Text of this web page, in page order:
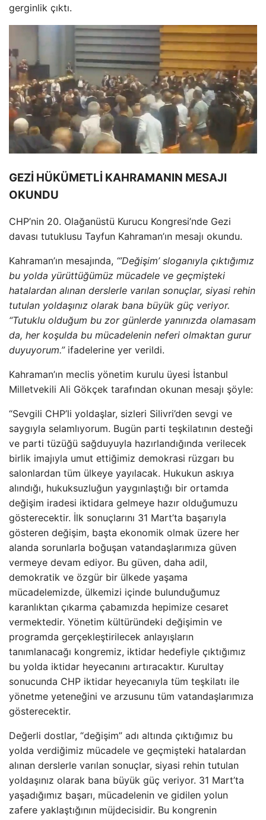
gerginlik çıktı.
GEZİ HÜKÜMETLİ KAHRAMANIN MESAJI
OKUNDU
CHP’nin 20. Olağanüstü Kurucu Kongresi’nde Gezi
davası tutuklusu Tayfun Kahraman’ın mesajı okundu.
Kahraman’ın mesajında, “’Değişim’ sloganıyla çıktığımız
bu yolda yürüttüğümüz mücadele ve geçmişteki
hatalardan alınan derslerle varılan sonuçlar, siyasi rehin
tutulan yoldaşınız olarak bana büyük güç veriyor.
“Tutuklu olduğum bu zor günlerde yanınızda olamasam
da, her koşulda bu mücadelenin neferi olmaktan gurur
duyuyorum.”ifadelerine yer verildi.
Kahraman’ın meclis yönetim kurulu üyesi İstanbul
Milletvekili Ali Gökçek tarafından okunan mesajı şöyle:
“Sevgili CHP’li yoldaşlar, sizleri Silivri’den sevgi ve
saygıyla selamlıyorum. Bugün parti teşkilatının desteği
ve parti tüzüğü sağduyuyla hazırlandığında verilecek
birlik imajıyla umut ettiğimiz demokrasi rüzgarı bu
salonlardan tüm ülkeye yayılacak. Hukukun askıya
alındığı, hukuksuzluğun yaygınlaştığı bir ortamda
değişim iradesi iktidara gelmeye hazır olduğumuzu
gösterecektir. İlk sonuçlarını 31 Mart’ta başarıyla
gösteren değişim, başta ekonomik olmak üzere her
alanda sorunlarla boğuşan vatandaşlarımıza güven
vermeye devam ediyor. Bu güven, daha adil,
demokratik ve özgür bir ülkede yaşama
mücadelemizde, ülkemizi içinde bulunduğumuz
karanlıktan çıkarma çabamızda hepimize cesaret
vermektedir. Yönetim kültüründeki değişimin ve
programda gerçekleştirilecek anlayışların
tanımlanacağı kongremiz, iktidar hedefiyle çıktığımız
bu yolda iktidar heyecanını artıracaktır. Kurultay
sonucunda CHP iktidar heyecanıyla tüm teşkilatı ile
yönetme yeteneğini ve arzusunu tüm vatandaşlarımıza
gösterecektir.
Değerli dostlar, “değişim” adı altında çıktığımız bu
yolda verdiğimiz mücadele ve geçmişteki hatalardan
alınan derslerle varılan sonuçlar, siyasi rehin tutulan
yoldaşınız olarak bana büyük güç veriyor. 31 Mart’ta
yaşadığımız başarı, mücadelenin ve gidilen yolun
zafere yaklaştığının müjdecisidir. Bu kongrenin